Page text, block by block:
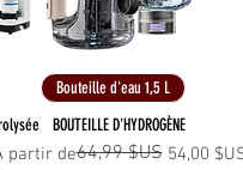
Bouteille d'eau 1,5 L
BOUTEILLE D'HYDROGÈNE
partir de
original64,99 $US 54,00 $US
promotionnel